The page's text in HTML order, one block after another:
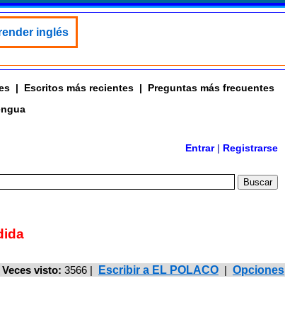
inglés
| Escritos más recientes |
Preguntas más frecuentes
Entrar| Registrarse
Veces visto: 3566 | Escribir a EL POLACO | Opciones